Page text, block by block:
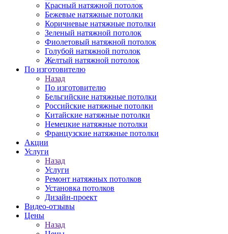
Красный натяжной потолок
Бежевые натяжные потолки
Коричневые натяжные потолки
Зеленый натяжной потолок
Фиолетовый натяжной потолок
Голубой натяжной потолок
Желтый натяжной потолок
По изготовителю
Назад
По изготовителю
Бельгийские натяжные потолки
Российские натяжные потолки
Китайские натяжные потолки
Немецкие натяжные потолки
Французские натяжные потолки
Акции
Услуги
Назад
Услуги
Ремонт натяжных потолков
Установка потолков
Дизайн-проект
Видео-отзывы
Цены
Назад